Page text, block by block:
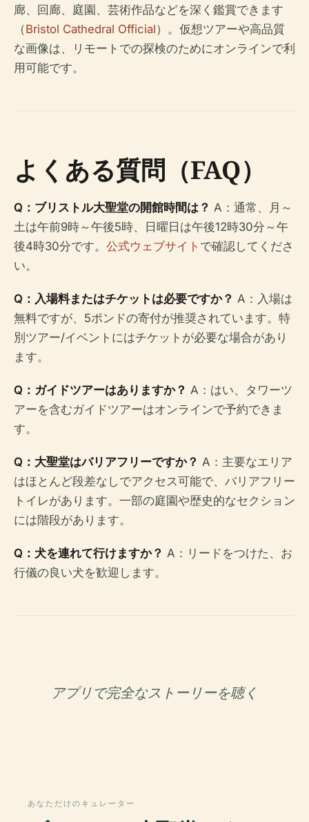
廊、回廊、庭園、芸術作品などを深く鑑賞できます
（Bristol Cathedral Official）。仮想ツアーや高品質
な画像は、リモートでの探検のためにオンラインで利
用可能です。
よくある質問（FAQ）
Q：ブリストル大聖堂の開館時間は？ A：通常、月～
土は午前9時～午後5時、日曜日は午後12時30分～午
後4時30分です。 公式ウェブサイト で確認してくださ
い。
Q：入場料またはチケットは必要ですか？ A：入場は
無料ですが、5ポンドの寄付が推奨されています。特
別ツアー/イベントにはチケットが必要な場合があり
ます。
Q：ガイドツアーはありますか？ A：はい、タワーツ
アーを含むガイドツアーはオンラインで予約できま
す。
Q：大聖堂はバリアフリーですか？ A：主要なエリア
はほとんど段差なしでアクセス可能で、バリアフリー
トイレがあります。一部の庭園や歴史的なセクション
には階段があります。
Q：犬を連れて行けますか？ A：リードをつけた、お
行儀の良い犬を歓迎します。
アプリで完全なストーリーを聴く
あなただけのキュレーター